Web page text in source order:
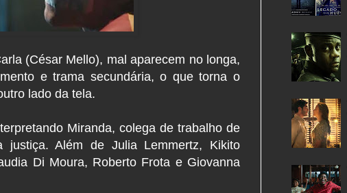
(César Mello), mal aparecem no longa,
e trama secundária, o que torna o
lado da tela.
Miranda, colega de trabalho de
Além de Julia Lemmertz, Kikito
Di Moura, Roberto Frota e Giovanna